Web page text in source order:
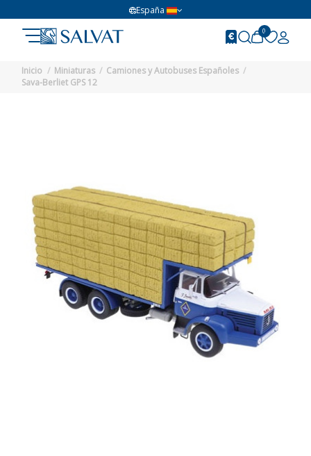
España
0
Inicio Miniaturas
Camiones y Autobuses Españoles
Sava-Berliet GPS 12